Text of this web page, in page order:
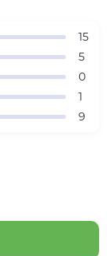
15
5
0
1
9